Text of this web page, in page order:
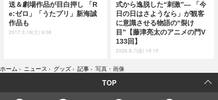
送＆劇場作品が目白押し 「R
e:ゼロ」「うたプリ」新海誠
作品も
2017.3.18(土) 9:06
式から逸脱した“刺激”― 「今
日の日はさようなら」が観客
に意識させる物語の“裂け
目”【藤津亮太のアニメの門V
133回】
2026.8.7(金) 19:15
ホーム › ニュース › グッズ › 記事 › 写真・画像
TOP